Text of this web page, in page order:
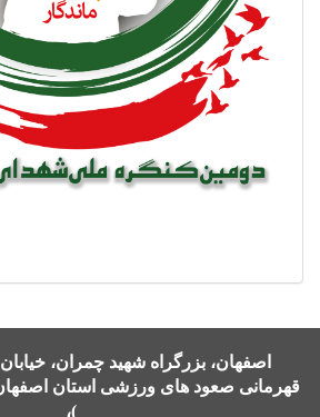
اصفهان، بزرگراه شهید چمران،
قهرمانی صعود های ورزشی استان
)،